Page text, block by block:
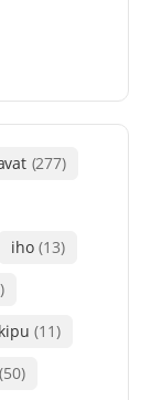
(277)
iho (13)
kipu (11)
(50)